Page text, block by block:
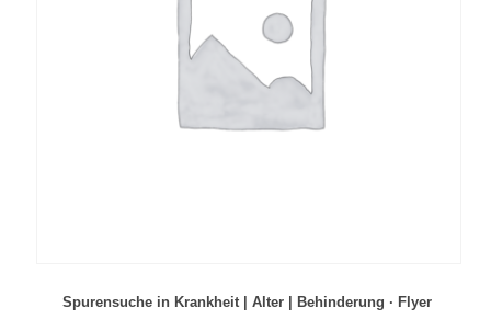
Spurensuche in Krankheit | Alter | Behinderung · Flyer